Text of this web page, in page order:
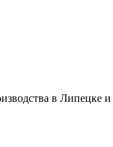
в Липецке